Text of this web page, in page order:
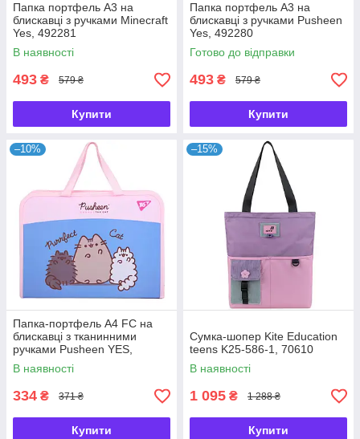
Папка портфель А3 на
блискавці з ручками Minecraft
Yes, 492281
В наявності
493 ₴ 579 ₴
Купити
Папка портфель А3 на
блискавці з ручками Pusheen
Yes, 492280
Готово до відправки
493 ₴ 579 ₴
Купити
–10%
Папка-портфель А4 FC на
блискавці з тканинними
ручками Pusheen YES,
492317
В наявності
334 ₴ 371 ₴
Купити
–15%
Сумка-шопер Kite Education
teens K25-586-1, 70610
В наявності
1 095 ₴ 1 288 ₴
Купити